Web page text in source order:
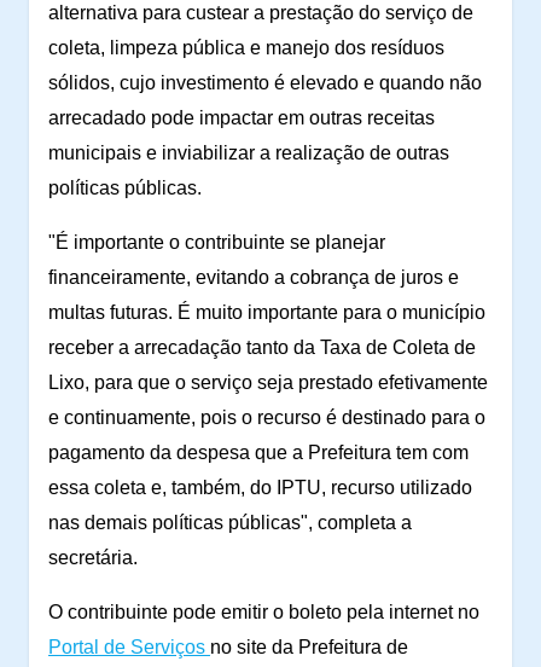
alternativa para custear a prestação do serviço de
coleta, limpeza pública e manejo dos resíduos
sólidos, cujo investimento é elevado e quando não
arrecadado pode impactar em outras receitas
municipais e inviabilizar a realização de outras
políticas públicas.
"É importante o contribuinte se planejar
financeiramente, evitando a cobrança de juros e
multas futuras. É muito importante para o município
receber a arrecadação tanto da Taxa de Coleta de
Lixo, para que o serviço seja prestado efetivamente
e continuamente, pois o recurso é destinado para o
pagamento da despesa que a Prefeitura tem com
essa coleta e, também, do IPTU, recurso utilizado
nas demais políticas públicas", completa a
secretária.
O contribuinte pode emitir o boleto pela internet no
Portal de Serviços no site da Prefeitura de